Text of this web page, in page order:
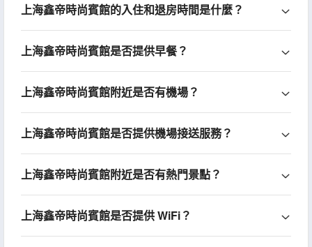
上海鑫帝時尚賓館的入住和退房時間是什麼？
上海鑫帝時尚賓館是否提供早餐？
上海鑫帝時尚賓館附近是否有機場？
上海鑫帝時尚賓館是否提供機場接送服務？
上海鑫帝時尚賓館附近是否有熱門景點？
上海鑫帝時尚賓館是否提供 WiFi？